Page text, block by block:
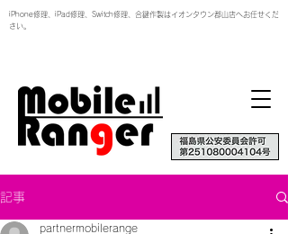
iPhone修理、iPad修理、Switch修理、合鍵作製はイオンタウン郡山店へお任せくだ
さい。
記事
partnermobilerange